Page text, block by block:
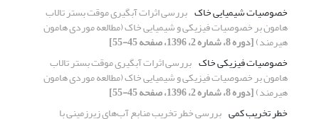
خصوصیات شیمیایی خاک بررسی اثرات آبگیری موقت بستر تالاب
هامون بر خصوصیات فیزیکی و شیمیایی خاک (مطالعه موردی هامون
هیرمند)[دوره 8، شماره 2، 1396، صفحه 45-55]
خصوصیات فیزیکی خاک بررسی اثرات آبگیری موقت بستر تالاب
هامون بر خصوصیات فیزیکی و شیمیایی خاک (مطالعه موردی هامون
هیرمند)[دوره 8، شماره 2، 1396، صفحه 45-55]
خطر تخریب کمی بررسی خطر تخریب منابع آب‌های زیرزمینی با